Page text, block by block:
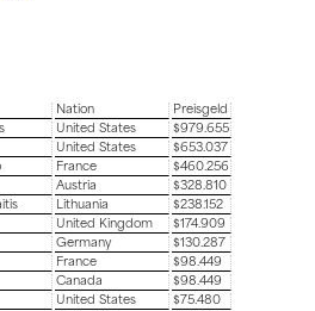
Nation
Preisgeld
United States
$979.655
United States
$653.037
France
$460.256
Austria
$328.810
Lithuania
$238.152
United Kingdom
$174.909
Germany
$130.287
France
$98.449
Canada
$98.449
United States
$75.480